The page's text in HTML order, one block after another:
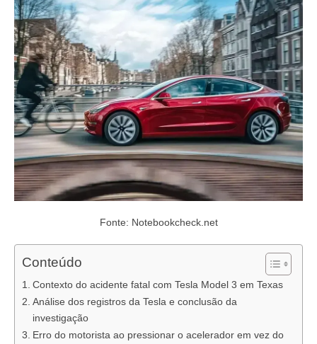
Fonte: Notebookcheck.net
Conteúdo
Contexto do acidente fatal com Tesla Model 3 em Texas
Análise dos registros da Tesla e conclusão da
investigação
Erro do motorista ao pressionar o acelerador em vez do